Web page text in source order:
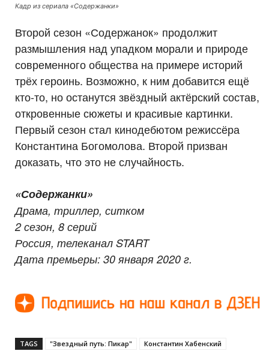
Кадр из сериала «Содержанки»
Второй сезон «Содержанок» продолжит
размышления над упадком морали и природе
современного общества на примере историй
трёх героинь. Возможно, к ним добавится ещё
кто-то, но останутся звёздный актёрский состав,
откровенные сюжеты и красивые картинки.
Первый сезон стал кинодебютом режиссёра
Константина Богомолова. Второй призван
доказать, что это не случайность.
«Содержанки»
Драма, триллер, ситком
2 сезон, 8 серий
Россия, телеканал START
Дата премьеры: 30 января 2020 г.
TAGS "Звездный путь: Пикар"
Константин Хабенский